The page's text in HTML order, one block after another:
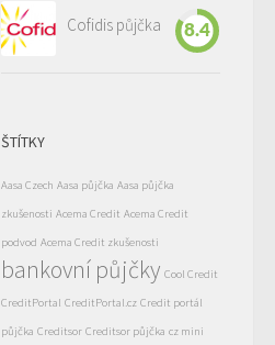
Cofidis půjčka 8.4
ŠTÍTKY
Aasa Czech Aasa půjčka Aasa půjčka
zkušenosti Acema Credit Acema Credit
podvod Acema Credit zkušenosti
bankovní půjčky Cool Credit
CreditPortal CreditPortal.cz Credit portál
půjčka Creditsor Creditsor půjčka cz mini